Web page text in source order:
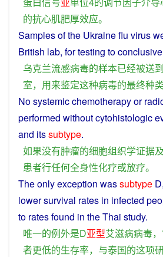
的抗心肌肥厚效应。
Samplesof the Ukraineflu virus
British lab, fortesting to
乌克兰流感病毒的样本已经被送到
室， 用来鉴定这种病毒的最终种类
Nosystemicchemotherapyor
performed withoutcytohistologic
and itssubtype.
如果没有肿瘤的细胞组织学证据
患者行任何全身性化疗或放疗。
Theonlyexception wassubtype D,
lowersurvival rates in infected
to rates found in the Thai study.
唯一的例外是D亚型艾滋病病毒，
者更低的生存率， 与泰国的这项